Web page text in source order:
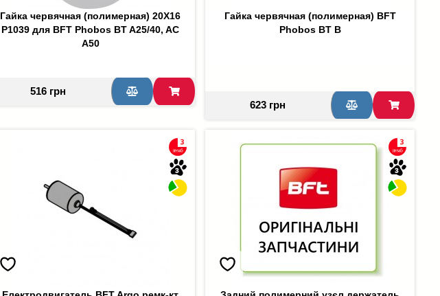
Гайка червячная (полимерная) 20Х16
P1039 для BFT Phobos BT A25/40, AC
A50
516 грн
Гайка червячная (полимерная) BFT
Phobos BT B
623 грн